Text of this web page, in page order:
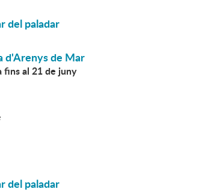
del paladar
d'Arenys de Mar
al 21 de juny
del paladar